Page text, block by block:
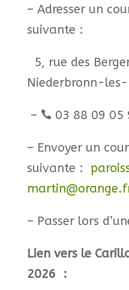
– Adresser un
suivante :
5, rue des
Niederbronn-
– 03 88 09 05
– Envoyer un
suivante :
– Passer lors
Lien vers le
2026 :